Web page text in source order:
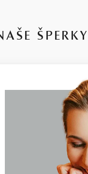
fluorescencia Medium
v parametroch
a ceny. Kamene tohoto
ktorý v žltom či
výbrus Excellent,
cenu. Jedná sa o
H, výbrus Excellent,
ŠPERKY